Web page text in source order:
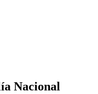
Nacional